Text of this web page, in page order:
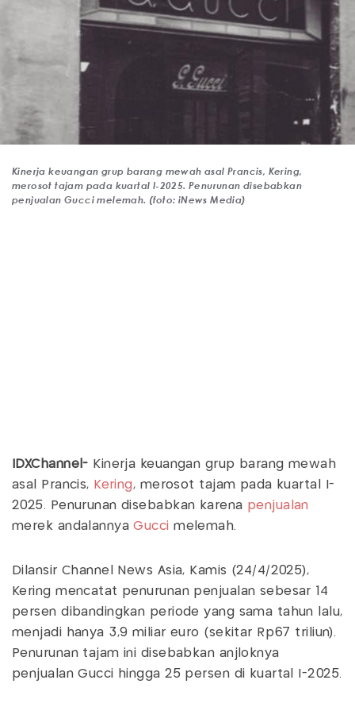
Kinerja keuangan grup barang mewah asal Prancis, Kering,
merosot tajam pada kuartal I-2025. Penurunan disebabkan
penjualan Gucci melemah. (foto: iNews Media)
IDXChannel- Kinerja keuangan grup barang mewah
asal Prancis, Kering, merosot tajam pada kuartal I-
2025. Penurunan disebabkan karena penjualan
merek andalannyaGucci melemah.
Dilansir Channel News Asia, Kamis (24/4/2025),
Kering mencatat penurunan penjualan sebesar 14
persen dibandingkan periode yang sama tahun lalu,
menjadi hanya 3,9 miliar euro (sekitar Rp67 triliun).
Penurunan tajam ini disebabkan anjloknya
penjualan Gucci hingga 25 persen di kuartal I-2025.